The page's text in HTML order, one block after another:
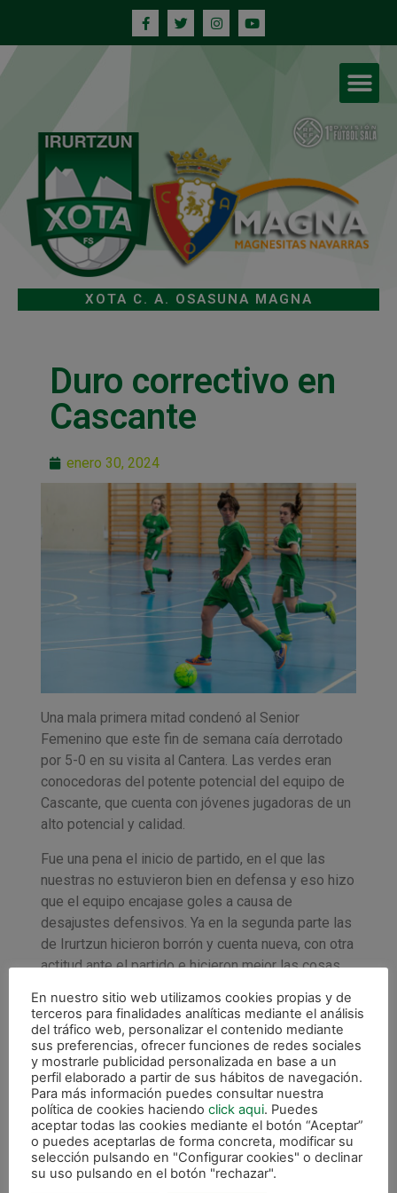
XOTA C. A. OSASUNA MAGNA
Duro correctivo en
Cascante
enero 30, 2024
Una mala primera mitad condenó al Senior
Femenino que este fin de semana caía derrotado
por 5-0 en su visita al Cantera. Las verdes eran
conocedoras del potente potencial del equipo de
Cascante, que cuenta con jóvenes jugadoras de un
alto potencial y calidad.
Fue una pena el inicio de partido, en el que las
nuestras no estuvieron bien en defensa y eso hizo
que el equipo encajase goles a causa de
desajustes defensivos. Ya en la segunda parte las
de Irurtzun hicieron borrón y cuenta nueva, con otra
actitud ante el partido e hicieron mejor las cosas,
como para conseguir la remontada. No se logró
marcar gol, pero la imagen que ofrecieron las
chicas del Xota fue mejor.
Nota positiva fue el debut de Nahiara Lamarca,
portera cadete que disputó sus primeros minutos
de partido con el primer equipo y aunque encajó
cinco goles, sus intervenciones fueron positivas y
especialmente en la primera mitad mantuvo a las
En nuestro sitio web utilizamos cookies propias y de
terceros para finalidades analíticas mediante el análisis
del tráfico web, personalizar el contenido mediante
sus preferencias, ofrecer funciones de redes sociales
y mostrarle publicidad personalizada en base a un
perfil elaborado a partir de sus hábitos de navegación.
Para más información puedes consultar nuestra
política de cookies haciendo click aqui. Puedes
aceptar todas las cookies mediante el botón “Aceptar”
o puedes aceptarlas de forma concreta, modificar su
selección pulsando en "Configurar cookies" o declinar
su uso pulsando en el botón "rechazar".